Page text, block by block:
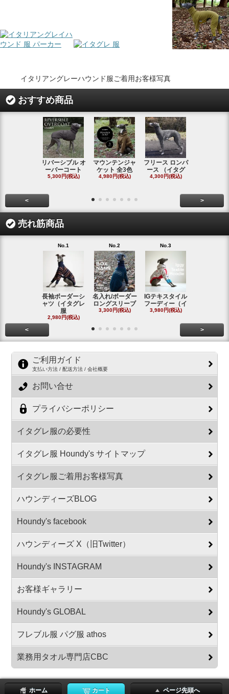
イタリアングレーハウンド服ご着用お客様写真
おすすめ商品
リバーシブル オ
ーバーコート
5,300円(税込)
マウンテンジャ
ケット 全3色
4,980円(税込)
フリース ロンパ
ース （イタグ
4,300円(税込)
< >
売れ筋商品
No.1
長袖ボーダーシ
ャツ（イタグレ
服
2,980円(税込)
No.2
名入れ/ボーダー
ロングスリーブ
3,300円(税込)
No.3
IGテキスタイル
フーディー（イ
3,980円(税込)
< >
ご利用ガイド
支払い方法 / 配送方法 / 会社概要
お問い合せ
プライバシーポリシー
イタグレ服の必要性
イタグレ服 Houndy's サイトマップ
イタグレ服ご着用お客様写真
ハウンディーズBLOG
Houndy's facebook
ハウンディーズ X（旧Twitter）
Houndy's INSTAGRAM
お客様ギャラリー
Houndy's GLOBAL
フレブル服 パグ服 athos
業務用タオル専門店CBC
ホーム カート ページ先頭へ